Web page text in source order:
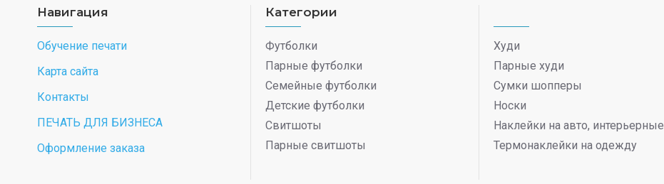
Навигация
Обучение печати
Карта сайта
Контакты
ПЕЧАТЬ ДЛЯ БИЗНЕСА
Оформление заказа
Категории
Футболки
Парные футболки
Семейные футболки
Детские футболки
Свитшоты
Парные свитшоты
Худи
Парные худи
Сумки шопперы
Носки
Наклейки на авто, интерьерные
Термонаклейки на одежду